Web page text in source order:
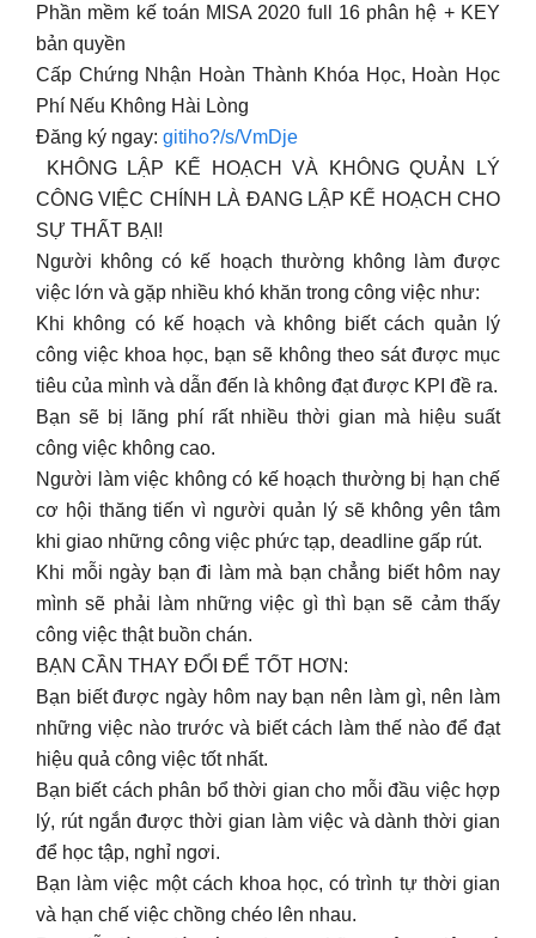
Phần mềm kế toán MISA 2020 full 16 phân hệ + KEY
bản quyền
Cấp Chứng Nhận Hoàn Thành Khóa Học, Hoàn Học
Phí Nếu Không Hài Lòng
Đăng ký ngay: gitiho?/s/VmDje
️ KHÔNG LẬP KẾ HOẠCH VÀ KHÔNG QUẢN LÝ
CÔNG VIỆC CHÍNH LÀ ĐANG LẬP KẾ HOẠCH CHO
SỰ THẤT BẠI! ️
Người không có kế hoạch thường không làm được
việc lớn và gặp nhiều khó khăn trong công việc như:
Khi không có kế hoạch và không biết cách quản lý
công việc khoa học, bạn sẽ không theo sát được mục
tiêu của mình và dẫn đến là không đạt được KPI đề ra.
Bạn sẽ bị lãng phí rất nhiều thời gian mà hiệu suất
công việc không cao.
Người làm việc không có kế hoạch thường bị hạn chế
cơ hội thăng tiến vì người quản lý sẽ không yên tâm
khi giao những công việc phức tạp, deadline gấp rút.
Khi mỗi ngày bạn đi làm mà bạn chẳng biết hôm nay
mình sẽ phải làm những việc gì thì bạn sẽ cảm thấy
công việc thật buồn chán.
BẠN CẦN THAY ĐỔI ĐỂ TỐT HƠN:
Bạn biết được ngày hôm nay bạn nên làm gì, nên làm
những việc nào trước và biết cách làm thế nào để đạt
hiệu quả công việc tốt nhất.
Bạn biết cách phân bổ thời gian cho mỗi đầu việc hợp
lý, rút ngắn được thời gian làm việc và dành thời gian
để học tập, nghỉ ngơi.
Bạn làm việc một cách khoa học, có trình tự thời gian
và hạn chế việc chồng chéo lên nhau.